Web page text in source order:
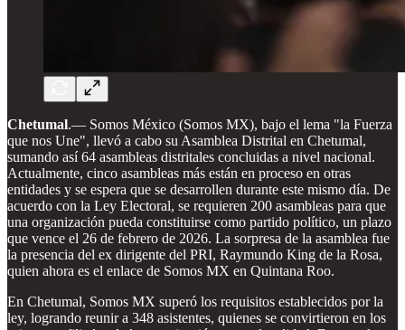
Chetumal.— Somos México (Somos MX), bajo el lema "la Fuerza
que nos Une", llevó a cabo su Asamblea Distrital en Chetumal,
sumando así 64 asambleas distritales concluidas a nivel nacional.
Actualmente, cinco asambleas más están en proceso en otras
entidades y se espera que se desarrollen durante este mismo día. De
acuerdo con la Ley Electoral, se requieren 200 asambleas para que
una organización pueda constituirse como partido político, un plazo
que vence el 26 de febrero de 2026. La sorpresa de la asamblea fue
la presencia del ex dirigente del PRI, Raymundo King de la Rosa,
quien ahora es el enlace de Somos MX en Quintana Roo.
En Chetumal, Somos MX superó los requisitos establecidos por la
ley, logrando reunir a 348 asistentes, quienes se convirtieron en los